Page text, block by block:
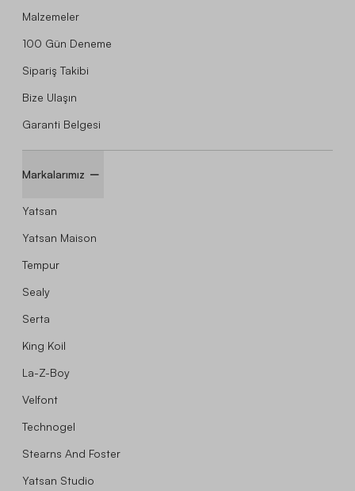
Malzemeler
100 Gün Deneme
Sipariş Takibi
Bize Ulaşın
Garanti Belgesi
Markalarımız
Yatsan
Yatsan Maison
Tempur
Sealy
Serta
King Koil
La-Z-Boy
Velfont
Technogel
Stearns And Foster
Yatsan Studio